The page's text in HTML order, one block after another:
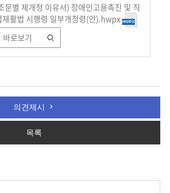
문별 제개정 이유서) 장애인고용촉진 및 직
재활법 시행령 일부개정령(안).hwpx
바로보기
의견제시
목록